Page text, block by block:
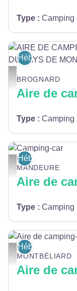
Type : Camping
AIRE DE CAMPING-
Hébergement
BROGNARD
Type : Camping
Camping-car - ©Pixabay
Hébergement
MANDEURE
Type : Camping
Aire de camping-car -
Hébergement
MONTBÉLIARD